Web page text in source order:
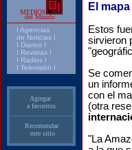
MEDIOS
del Mundo
I Agencias
de Noticias I
I Diarios I
I Revistas I
I Radios I
I Televisión I
Agregar
a favoritos
Recomendar
este sitio
El
Estos
sirvieron
Se
un
con el
(otra
"La